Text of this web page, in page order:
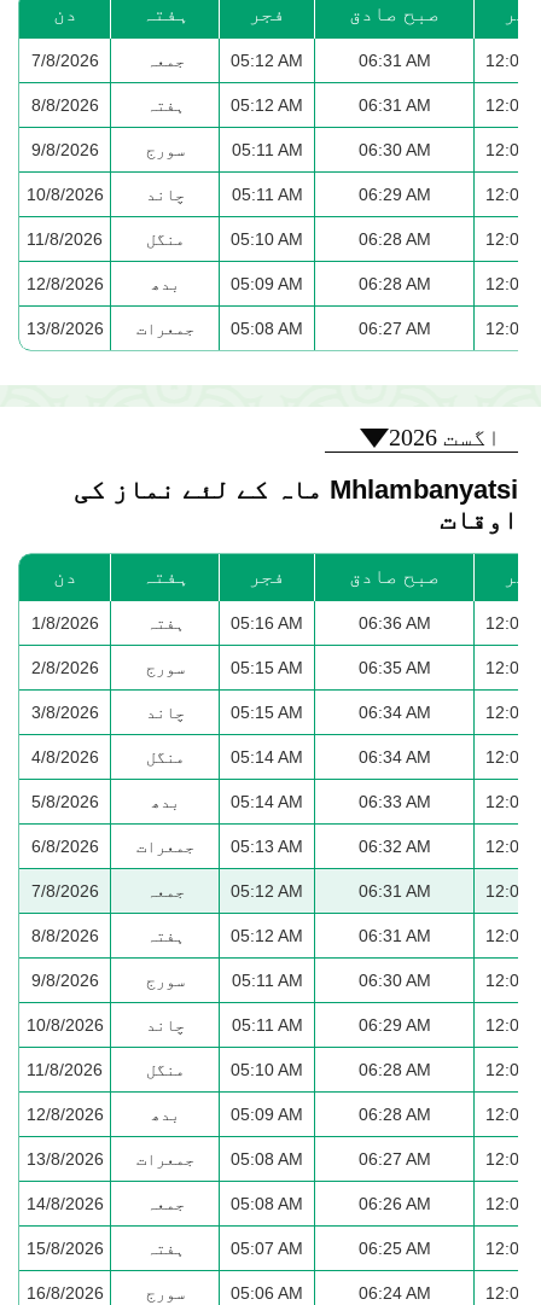
دن ہفتہ فجر صبح صادق ظھر
7/8/2026 جمعہ 05:12 AM 06:31 AM 12:02
8/8/2026 ہفتہ 05:12 AM 06:31 AM 12:02
9/8/2026 سورج 05:11 AM 06:30 AM 12:01
10/8/2026 چاند 05:11 AM 06:29 AM 12:01
11/8/2026 منگل 05:10 AM 06:28 AM 12:01
12/8/2026 بدھ 05:09 AM 06:28 AM 12:01
13/8/2026 جمعرات 05:08 AM 06:27 AM 12:01
Mhlambanyatsi ماہ کے لئے نماز کی
اوقات
2026-08
اگست 2026
دن ہفتہ فجر صبح صادق ظھر
1/8/2026 ہفتہ 05:16 AM 06:36 AM 12:02
2/8/2026 سورج 05:15 AM 06:35 AM 12:02
3/8/2026 چاند 05:15 AM 06:34 AM 12:02
4/8/2026 منگل 05:14 AM 06:34 AM 12:02
5/8/2026 بدھ 05:14 AM 06:33 AM 12:02
6/8/2026 جمعرات 05:13 AM 06:32 AM 12:02
7/8/2026 جمعہ 05:12 AM 06:31 AM 12:02
8/8/2026 ہفتہ 05:12 AM 06:31 AM 12:02
9/8/2026 سورج 05:11 AM 06:30 AM 12:01
10/8/2026 چاند 05:11 AM 06:29 AM 12:01
11/8/2026 منگل 05:10 AM 06:28 AM 12:01
12/8/2026 بدھ 05:09 AM 06:28 AM 12:01
13/8/2026 جمعرات 05:08 AM 06:27 AM 12:01
14/8/2026 جمعہ 05:08 AM 06:26 AM 12:01
15/8/2026 ہفتہ 05:07 AM 06:25 AM 12:00
16/8/2026 سورج 05:06 AM 06:24 AM 12:00